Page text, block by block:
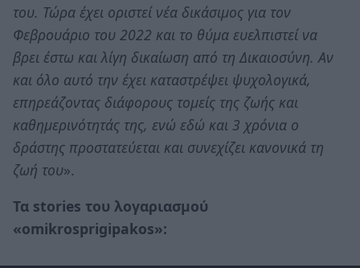
του. Τώρα έχει οριστεί νέα δικάσιμος για τον
Φεβρουάριο του 2022 και το θύμα ευελπιστεί να
βρει έστω και λίγη δικαίωση από τη Δικαιοσύνη. Αν
και όλο αυτό την έχει καταστρέψει ψυχολογικά,
επηρεάζοντας διάφορους τομείς της ζωής και
καθημερινότητάς της, ενώ εδώ και 3 χρόνια ο
δράστης προστατεύεται και συνεχίζει κανονικά τη
ζωή του».
Τα stories του λογαριασμού
«omikrosprigipakos»: